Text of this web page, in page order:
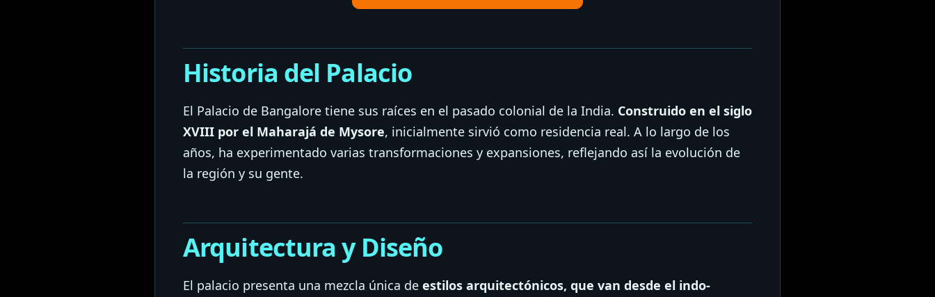
Historia del Palacio
El Palacio de Bangalore tiene sus raíces en el pasado colonial de la India. Construido en el siglo
XVIII por el Maharajá de Mysore, inicialmente sirvió como residencia real. A lo largo de los
años, ha experimentado varias transformaciones y expansiones, reflejando así la evolución de
la región y su gente.
Arquitectura y Diseño
El palacio presenta una mezcla única de estilos arquitectónicos, que van desde el indo-